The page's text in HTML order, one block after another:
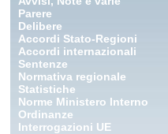
Parere
Delibere
Accordi Stato-Regioni
Accordi internazionali
Sentenze
Normativa regionale
Statistiche
Norme Ministero Interno
Ordinanze
Interrogazioni UE